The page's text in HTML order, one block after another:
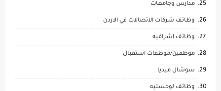
مدارس وجامعات
وظائف شركات الاتصالات في الاردن
وظائف اشرافيه
موظفين/موظفات استقبال
سوشال ميديا
وظائف لوجستيه